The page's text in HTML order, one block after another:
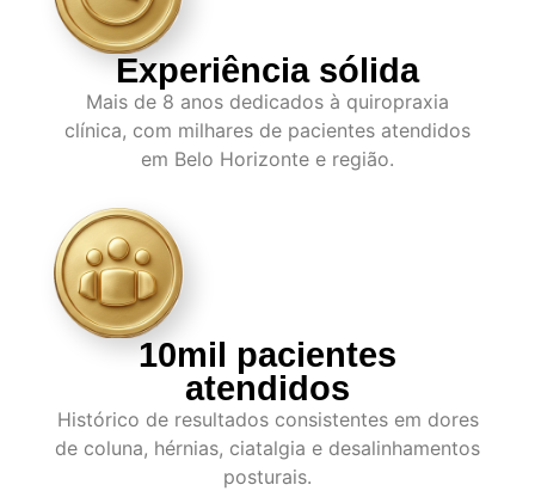
Experiência sólida
Mais de 8 anos dedicados à quiropraxia
clínica, com milhares de pacientes atendidos
em Belo Horizonte e região.
10mil pacientes
atendidos
Histórico de resultados consistentes em dores
de coluna, hérnias, ciatalgia e desalinhamentos
posturais.